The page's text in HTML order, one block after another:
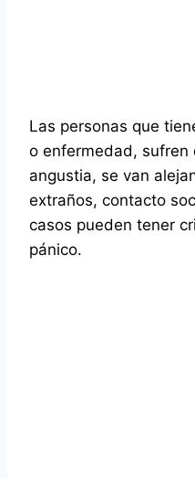
Las personas que
o enfermedad,
angustia, se van
extraños, contacto
casos pueden tener
pánico.